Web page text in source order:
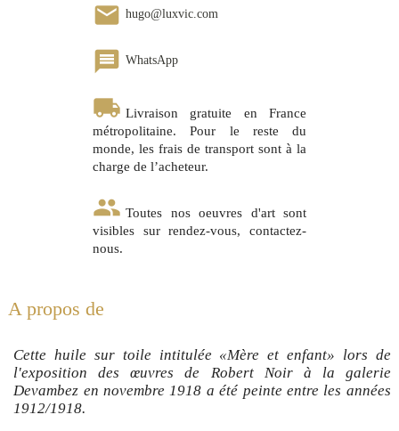
email hugo@luxvic.com
message WhatsApp
local_shipping Livraison gratuite en France
métropolitaine. Pour le reste du
monde, les frais de transport sont à la
charge de l’acheteur.
group Toutes nos oeuvres d'art sont
visibles sur rendez-vous, contactez-
nous.
A propos de
Cette huile sur toile intitulée «Mère et enfant» lors de
l'exposition des œuvres de Robert Noir à la galerie
Devambez en novembre 1918 a été peinte entre les années
1912/1918.